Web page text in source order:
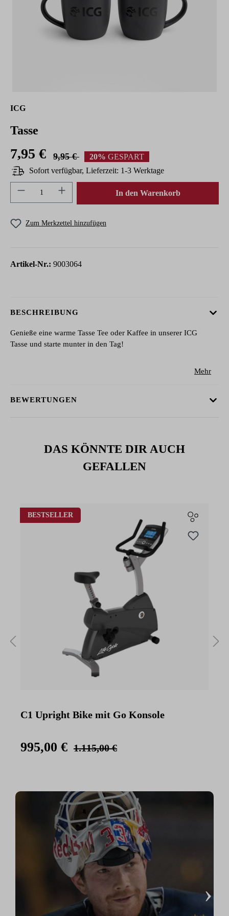
ICG
Tasse
7,95 € 9,95 € 20% GESPART
Sofort verfügbar, Lieferzeit: 1-3 Werktage
Produkt Anzahl: Gib den gewünschten Wert
In den Warenkorb
Zum Merkzettel hinzufügen
Artikel-Nr.: 9003064
BESCHREIBUNG
Genieße eine warme Tasse Tee oder Kaffee in unserer ICG
Tasse und starte munter in den Tag!
Mehr
BEWERTUNGEN
DAS KÖNNTE DIR AUCH
GEFALLEN
Produktgalerie überspringen
BESTSELLER
C1 Upright Bike mit Go Konsole
995,00 € 1.115,00 €
›